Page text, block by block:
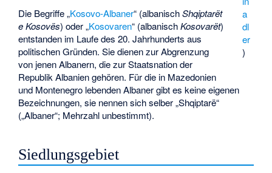
a
dl
er
)
Die Begriffe „Kosovo-Albaner“ (albanischShqiptarët
e Kosovës) oder „Kosovaren“ (albanischKosovarët)
entstanden im Laufe des 20. Jahrhunderts aus
politischen Gründen. Sie dienen zur Abgrenzung
von jenen Albanern, die zur Staatsnation der
Republik Albanien gehören. Für die in Mazedonien
und Montenegro lebenden Albaner gibt es keine eigenen
Bezeichnungen, sie nennen sich selber „Shqiptarë“
(„Albaner“; Mehrzahl unbestimmt).
Siedlungsgebiet